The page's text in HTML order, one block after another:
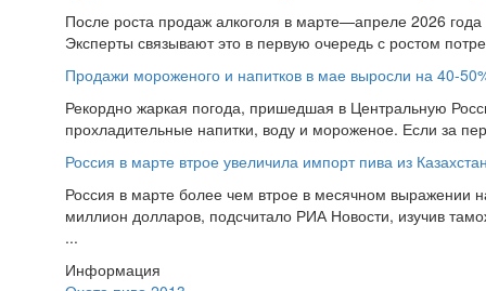
После роста продаж алкоголя в марте—апреле 2026
Эксперты связывают это в первую очередь с ростом
Продажи мороженого и напитков в мае выросли на 40-
Рекордно жаркая погода, пришедшая в Центральную
прохладительные напитки, воду и мороженое. Если за
Россия в марте втрое увеличила импорт пива из
Россия в марте более чем втрое в месячном выражении
миллион долларов, подсчитало РИА Новости, изучив
...
Информация